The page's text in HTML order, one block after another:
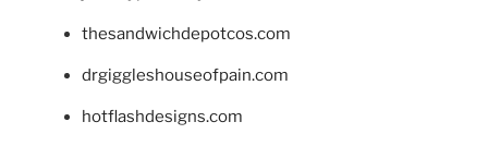
thesandwichdepotcos.com
drgiggleshouseofpain.com
hotflashdesigns.com